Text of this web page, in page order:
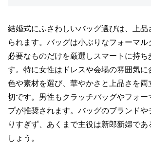
結婚式にふさわしいバッグ選びは、上品
られます。バッグは小ぶりなフォーマル
必要なものだけを厳選しスマートに持ち
す。特に女性はドレスや会場の雰囲気に
色や素材を選び、華やかさと上品さを両
切です。男性もクラッチバッグやフォー
プが推奨されます。バッグのブランドや
りすぎず、あくまで主役は新郎新婦であ
しょう。